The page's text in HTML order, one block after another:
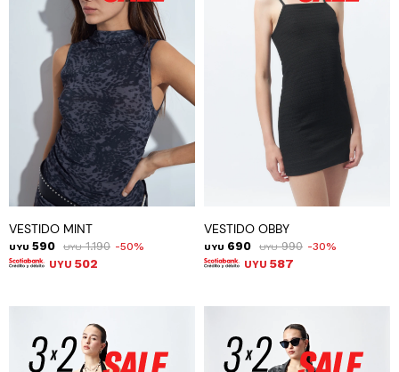
VESTIDO MINT
UYU 590 UYU 1.190 50
UYU 502
VESTIDO OBBY
UYU 690 UYU 990 30
UYU 587